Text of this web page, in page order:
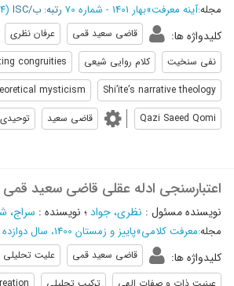
مجله:آینه معرفت»بهار 1401 - شماره 70 رتبه: ب/ISC (‎24 صفحه -
کلیدواژه ها: قاضی سعید قمی عرفان نظری
نفی سنخیت
کلام روایی شیعی congruities
Shi’ite’s narrative theology
mysticism
Qazi Saeed Qomi
قاضی سعید توحیدی
اعتبارسنجی ادله عقلی قاضی سعید
نویسنده مسئول : نظری، جواد؛ نویسنده : سراج،
مجله:معرفت کلامی»پاییز و زمستان 1400، سال دوازده - شماره 27
کلیدواژه ها: قاضی سعید قمی علیت تحلیلی